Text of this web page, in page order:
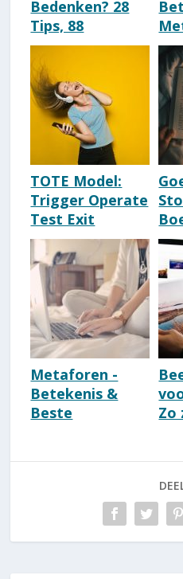
Bedenken? 28
Tips, 88
Voorbeelden
(Origineel &
Leuk!)
TOTE Model:
Trigger Operate
Test Exit
[Complete
Uitleg NLP-
Strategie]
Metaforen -
Betekenis &
Beste
Zo